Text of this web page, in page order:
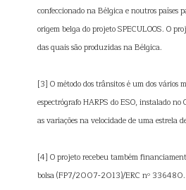
confeccionado na Bélgica e noutros países
origem belga do projeto SPECULOOS. O
das quais são produzidas na Bélgica.
[3] O método dos trânsitos é um dos
espectrógrafo HARPS do ESO, instalado
as variações na velocidade de uma estrela
[4] O projeto recebeu também
bolsa (FP7/2007-2013)/ERC nº 336480.